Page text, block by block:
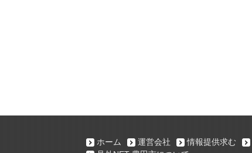
ホーム 運営会社 情報提供求む